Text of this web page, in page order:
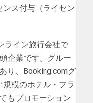
ンス付与（ライセン
ライン旅行会社で
企業です。グルー
り、Booking.comグ
規模のホテル・フラ
もプロモーション